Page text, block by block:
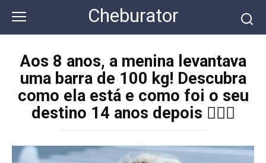
контенту
Cheburator
Aos 8 anos, a menina levantava
uma barra de 100 kg! Descubra
como ela está e como foi o seu
destino 14 anos depois 🏋️‍♀️✨